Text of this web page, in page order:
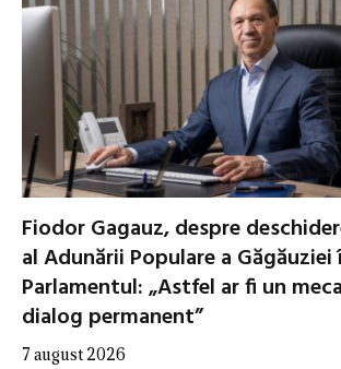
Fiodor Gagauz, despre
al Adunării Populare a Găgăuziei
Parlamentul: „Astfel ar fi un
dialog permanent”
7 august 2026